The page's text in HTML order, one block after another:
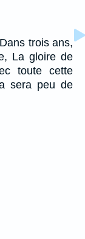
trois ans,
La gloire de
toute cette
sera peu de